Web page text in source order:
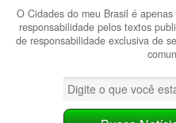
O Cidades do meu Brasil é
responsabilidade pelos textos
de responsabilidade exclusiva de